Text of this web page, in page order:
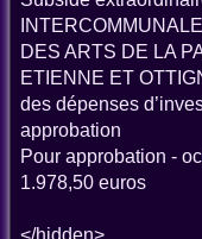
DES ARTS DE LA
ETIENNE ET
des dépenses
approbation
Pour approbation -
1.978,50 euros
</hidden>